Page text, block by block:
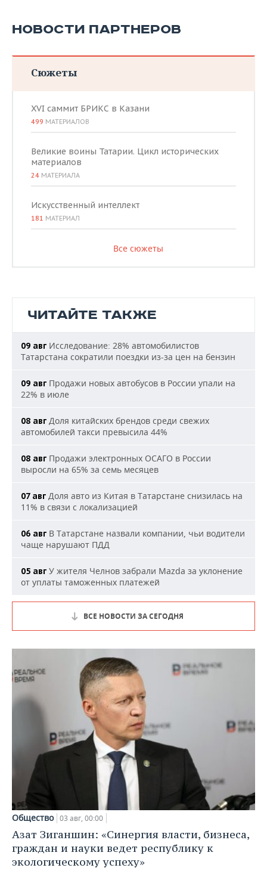
НОВОСТИ ПАРТНЕРОВ
Сюжеты
XVI саммит БРИКС в Казани
499 МАТЕРИАЛОВ
Великие воины Татарии. Цикл исторических
материалов
24 МАТЕРИАЛА
Искусственный интеллект
181 МАТЕРИАЛ
Все сюжеты
ЧИТАЙТЕ ТАКЖЕ
09 авг Исследование: 28% автомобилистов
Татарстана сократили поездки из-за цен на бензин
09 авг Продажи новых автобусов в России упали на
22% в июле
08 авг Доля китайских брендов среди свежих
автомобилей такси превысила 44%
08 авг Продажи электронных ОСАГО в России
выросли на 65% за семь месяцев
07 авг Доля авто из Китая в Татарстане снизилась на
11% в связи с локализацией
06 авг В Татарстане назвали компании, чьи водители
чаще нарушают ПДД
05 авг У жителя Челнов забрали Mazda за уклонение
от уплаты таможенных платежей
ВСЕ НОВОСТИ ЗА СЕГОДНЯ
Общество 03 авг, 00:00
Азат Зиганшин: «Синергия власти, бизнеса,
граждан и науки ведет республику к
экологическому успеху»